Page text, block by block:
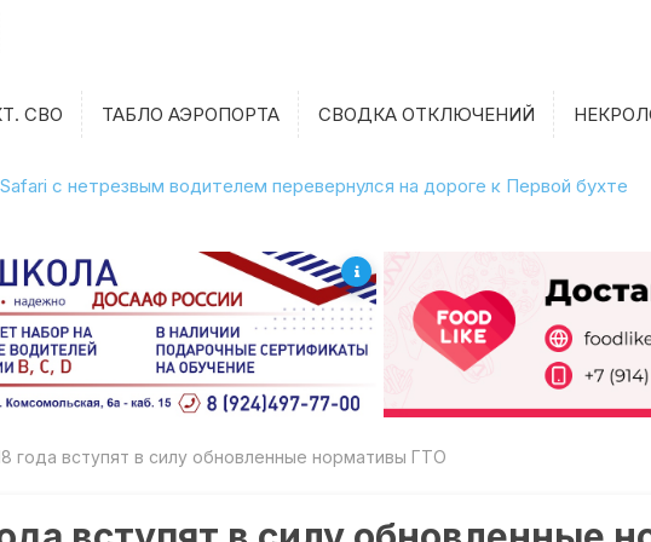
СВО ТАБЛО АЭРОПОРТА СВОДКА ОТКЛЮЧЕНИЙ
с нетрезвым водителем перевернулся на дороге к Первой бухте
года вступят в силу обновленные нормативы ГТО